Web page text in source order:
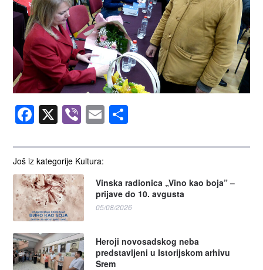
Još iz kategorije Kultura:
Vinska radionica „Vino kao boja” –
prijave do 10. avgusta
05/08/2026
Heroji novosadskog neba
predstavljeni u Istorijskom arhivu
Srem
Facebook
X ViberEmail